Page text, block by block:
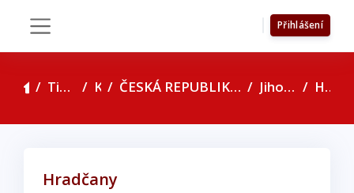
Přihlášení
Titulní stránka Kurzy ČESKÁ REPUBLIKA - seznam konzultačních středisek Jihomoravský kraj Hradčany
Hradčany